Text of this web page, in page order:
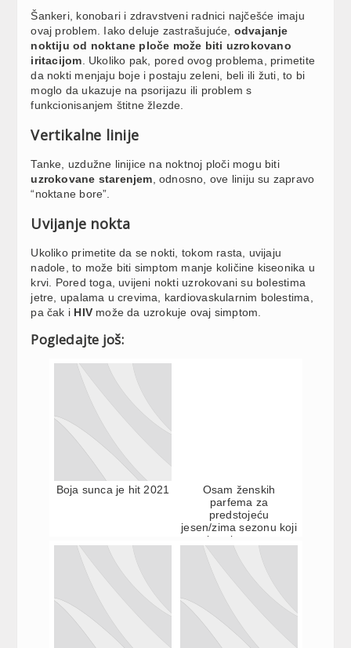
Šankeri, konobari i zdravstveni radnici najčešće imaju
ovaj problem. Iako deluje zastrašujuće, odvajanje
noktiju od noktane ploče može biti uzrokovano
iritacijom . Ukoliko pak, pored ovog problema, primetite
da nokti menjaju boje i postaju zeleni, beli ili žuti, to bi
moglo da ukazuje na psorijazu ili problem s
funkcionisanjem štitne žlezde.
Vertikalne linije
Tanke, uzdužne linijice na noktnoj ploči mogu biti
uzrokovane starenjem , odnosno, ove liniju su zapravo
“noktane bore”.
Uvijanje nokta
Ukoliko primetite da se nokti, tokom rasta, uvijaju
nadole, to može biti simptom manje količine kiseonika u
krvi. Pored toga, uvijeni nokti uzrokovani su bolestima
jetre, upalama u crevima, kardiovaskularnim bolestima,
pa čak i HIVmože da uzrokuje ovaj simptom.
Pogledajte još:
Boja sunca je hit 2021
Osam ženskih
parfema za
predstojeću
jesen/zima sezonu koji
obaraju s nogu